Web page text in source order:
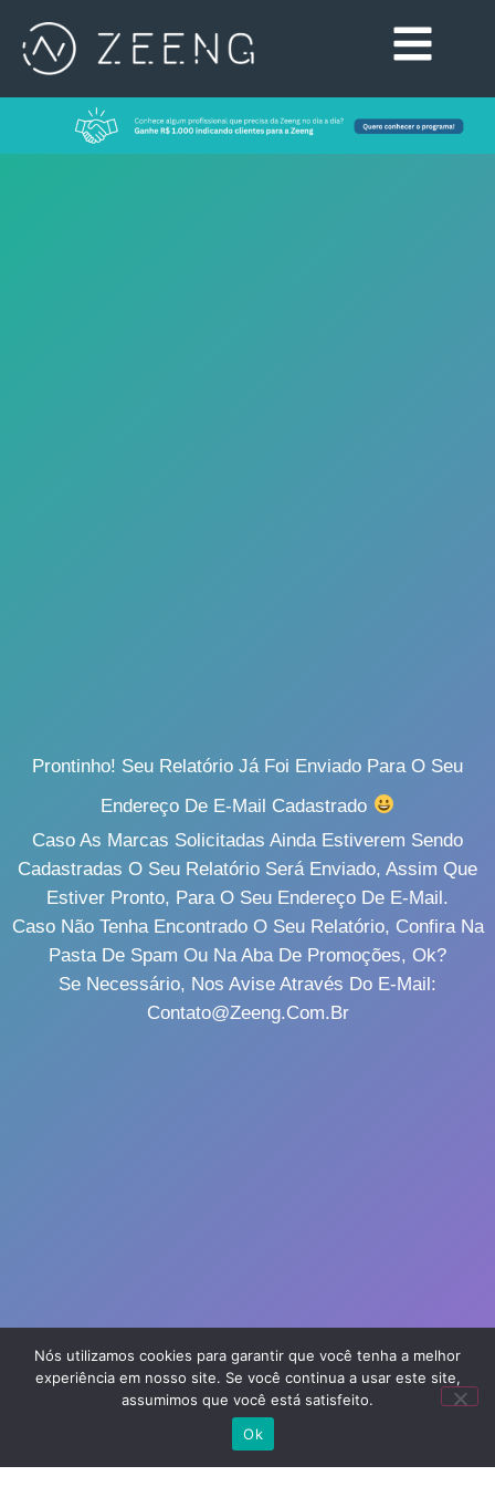
Prontinho! Seu Relatório Já Foi Enviado Para O Seu
Endereço De E-Mail Cadastrado
Caso As Marcas Solicitadas Ainda Estiverem Sendo
Cadastradas O Seu Relatório Será Enviado, Assim Que
Estiver Pronto, Para O Seu Endereço De E-Mail.
Caso Não Tenha Encontrado O Seu Relatório, Confira Na
Pasta De Spam Ou Na Aba De Promoções, Ok?
Se Necessário, Nos Avise Através Do E-Mail:
Contato@zeeng.com.br
Nós utilizamos cookies para garantir que você tenha a melhor
experiência em nosso site. Se você continua a usar este site,
assumimos que você está satisfeito.
Ok